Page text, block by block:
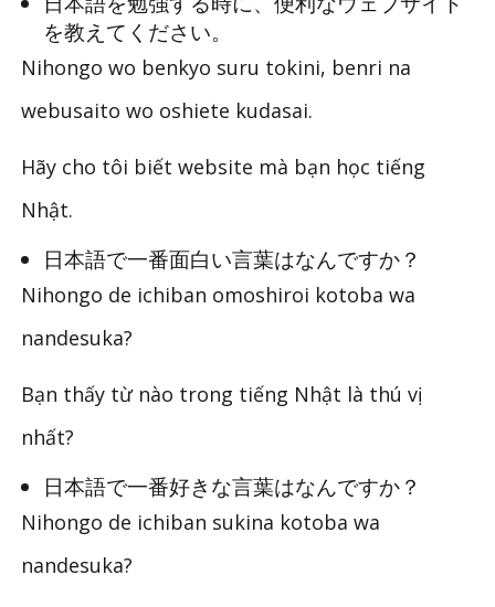
を教えてください。
Nihongo wo benkyo suru tokini, benri na
webusaito wo oshiete kudasai.
Hãy cho tôi biết website mà bạn học tiếng
Nhật.
日本語で一番面白い言葉はなんですか？
Nihongo de ichiban omoshiroi kotoba wa
nandesuka?
Bạn thấy từ nào trong tiếng Nhật là thú vị
nhất?
日本語で一番好きな言葉はなんですか？
Nihongo de ichiban sukina kotoba wa
nandesuka?